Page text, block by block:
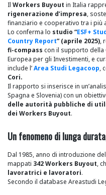
Il Workers Buyout in Italia
rigenerazione d’impresa,
finanziario e cooperativo tra i più
Lo conferma lo studio “ESF+
Country Report” (aprile 2025),
fi-compass con il supporto della
Europea per gli Investimenti, e
include l’Area Studi Legacoop,
Cori.
Il rapporto si inserisce in
Spagna e Slovenia) con un
delle autorità pubbliche di
dei Workers Buyout.
Un fenomeno di lunga
Dal 1985, anno di introduzione
mappati 342 Workers Buyout,
lavoratrici e lavoratori.
Secondo il database Areastudi